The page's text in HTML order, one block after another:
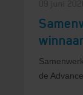
de